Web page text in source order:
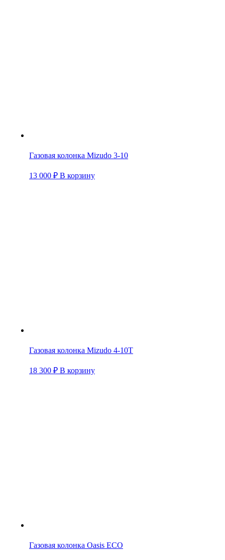
Газовая колонка Mizudo 3-10
13 000 ₽ В корзину
Газовая колонка Mizudo 4-10T
18 300 ₽ В корзину
Газовая колонка Oasis ECO